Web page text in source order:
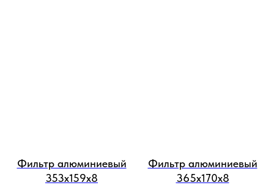
Фильтр алюминиевый
353x159х8
Фильтр алюминиевый
365x170х8